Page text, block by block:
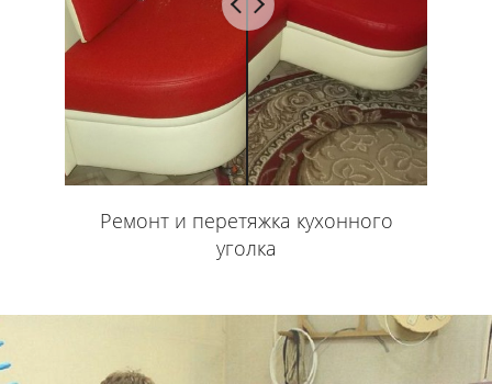
Ремонт и перетяжка кухонного
уголка